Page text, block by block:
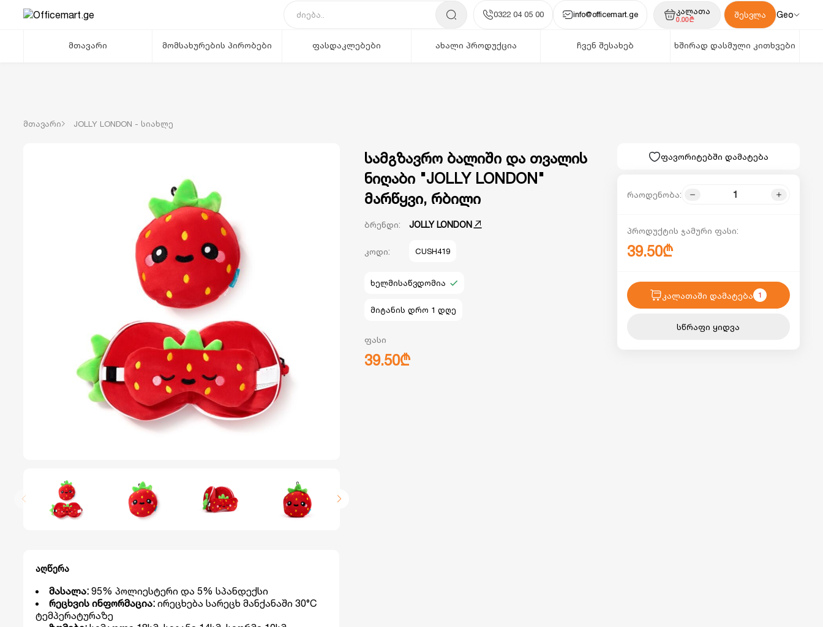
0322 04 05 00 info@officemart.ge კალათა
0.00₾ შესვლა Geo
მთავარი მომსახურების პირობები ფასდაკლებები ახალი პროდუქცია ჩვენ შესახებ ხშირად დასმული კითხვები
მთავარი JOLLY LONDON - სიახლე
სამგზავრო ბალიში და თვალის
ნიღაბი "JOLLY LONDON"
მარწყვი, რბილი
ბრენდი: JOLLY LONDON
კოდი: CUSH419
ხელმისაწვდომია
მიტანის დრო 1 დღე
ფასი
39.50₾
ფავორიტებში დამატება
რაოდენობა:
პროდუქტის ჯამური ფასი:
39.50₾
კალათაში დამატება 1
სწრაფი ყიდვა
აღწერა
მასალა: 95% პოლიესტერი და 5% სპანდექსი
რეცხვის ინფორმაცია: ირეცხება სარეცხ მანქანაში 30°C
ტემპერატურაზე